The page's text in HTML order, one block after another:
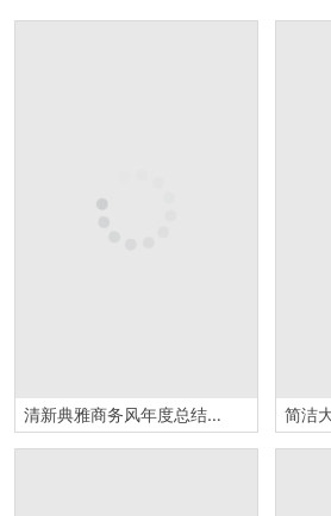
清新典雅商务风年度总结汇报PPT模板